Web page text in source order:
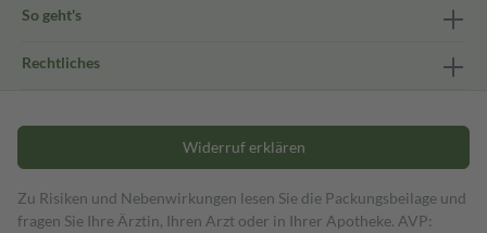
So geht's
Rechtliches
Widerruf erklären
Zu Risiken und Nebenwirkungen lesen Sie die Packungsbeilage und
fragen Sie Ihre Ärztin, Ihren Arzt oder in Ihrer Apotheke. AVP: